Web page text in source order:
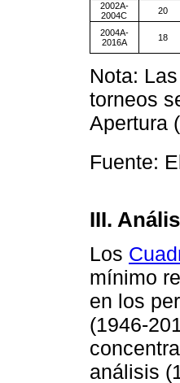
2002A-
2004C
20
2004A-
2016A
18
Nota:
torneos
Apertura
Fuente:
III.
Los
mínimo
en los
(1946-
análisis